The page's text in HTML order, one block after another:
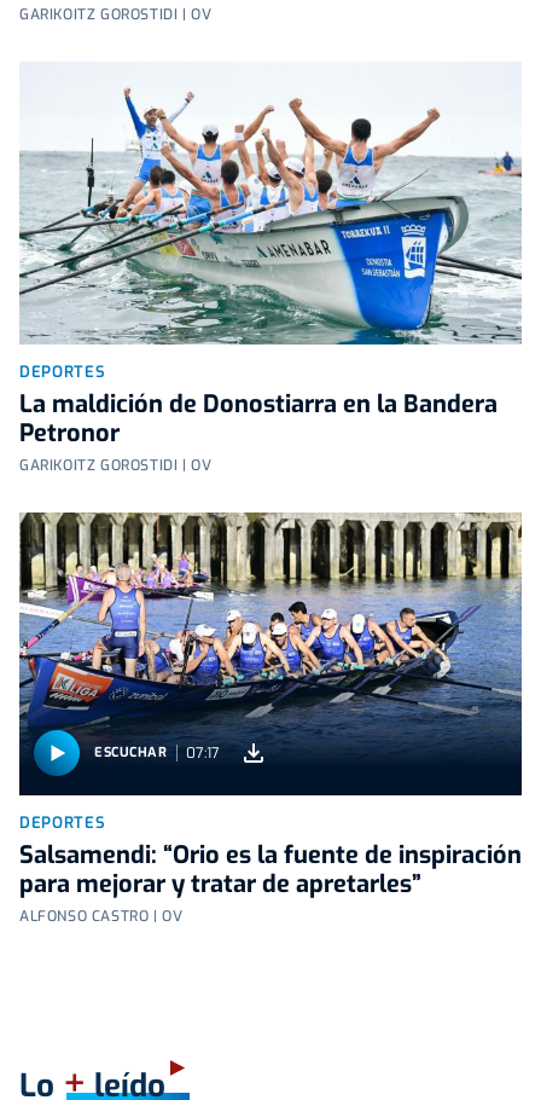
GARIKOITZ GOROSTIDI | OV
DEPORTES
La maldición de Donostiarra en la Bandera
Petronor
GARIKOITZ GOROSTIDI | OV
ESCUCHAR 07:17
DEPORTES
Salsamendi: “Orio es la fuente de inspiración
para mejorar y tratar de apretarles”
ALFONSO CASTRO | OV
Lo +leído